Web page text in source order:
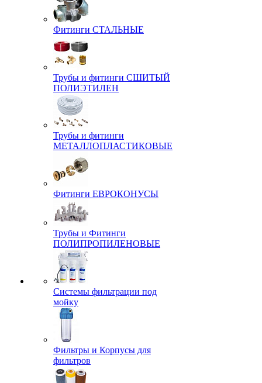
Фитинги СТАЛЬНЫЕ
Трубы и фитинги СШИТЫЙ
ПОЛИЭТИЛЕН
Трубы и фитинги
МЕТАЛЛОПЛАСТИКОВЫЕ
Фитинги ЕВРОКОНУСЫ
Трубы и Фитинги
ПОЛИПРОПИЛЕНОВЫЕ
Системы фильтрации под
мойку
Фильтры и Корпусы для
фильтров